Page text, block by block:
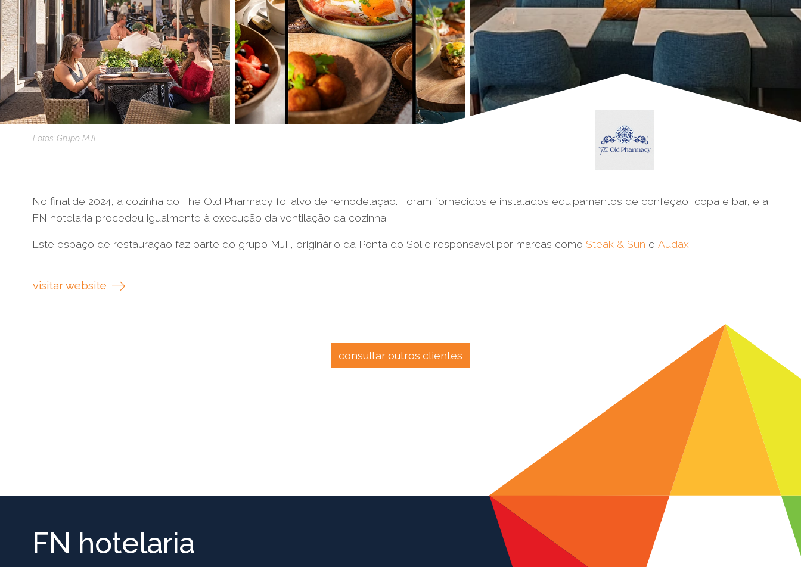
Fotos: Grupo MJF
No final de 2024, a cozinha do The Old Pharmacy foi alvo de remodelação. Foram fornecidos e instalados equipamentos de confeção, copa e bar, e a
FN hotelaria procedeu igualmente à execução da ventilação da cozinha.
Este espaço de restauração faz parte do grupo MJF, originário da Ponta do Sol e responsável por marcas como Steak & Sun e Audax.
visitar website
consultar outros clientes
FN hotelaria